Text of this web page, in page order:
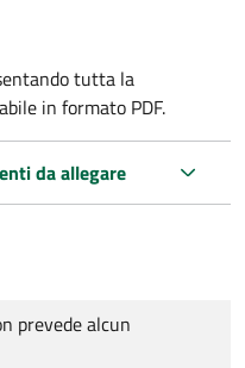
tutta la
in formato PDF.
da allegare
prevede alcun